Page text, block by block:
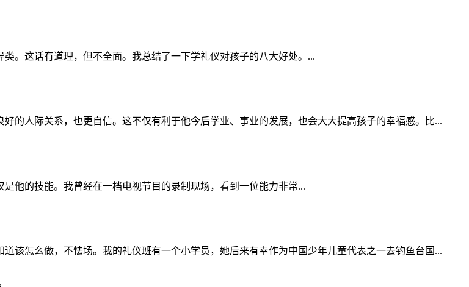
。这话有道理，但不全面。我总结了一下学礼仪对孩子的八大好处。...
的人际关系，也更自信。这不仅有利于他今后学业、事业的发展，也会大大提高孩子的幸福感。比...
他的技能。我曾经在一档电视节目的录制现场，看到一位能力非常...
该怎么做，不怯场。我的礼仪班有一个小学员，她后来有幸作为中国少年儿童代表之一去钓鱼台国...